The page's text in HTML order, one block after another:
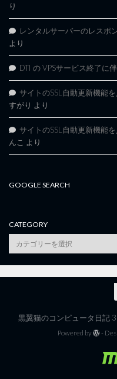
り
レンタルサーバーのレスポ
より
DTI の VPSサービス終了に
サイトのSSL自動更新機能
すがり より
サイトのSSL自動更新機能
んこ より
GOOGLE SEARCH
CATEGORY
category
黒翼猫のコンピュータ日記
Powered by -